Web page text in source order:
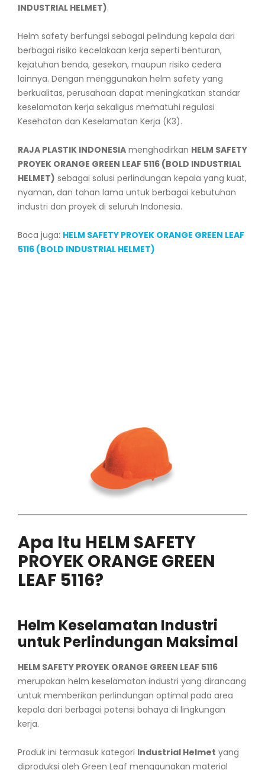
INDUSTRIAL HELMET).
Helm safety berfungsi sebagai pelindung kepala dari
berbagai risiko kecelakaan kerja seperti benturan,
kejatuhan benda, gesekan, maupun risiko cedera
lainnya. Dengan menggunakan helm safety yang
berkualitas, perusahaan dapat meningkatkan standar
keselamatan kerja sekaligus mematuhi regulasi
Kesehatan dan Keselamatan Kerja (K3).
RAJA PLASTIK INDONESIA menghadirkan HELM SAFETY
PROYEK ORANGE GREEN LEAF 5116 (BOLD INDUSTRIAL
HELMET) sebagai solusi perlindungan kepala yang kuat,
nyaman, dan tahan lama untuk berbagai kebutuhan
industri dan proyek di seluruh Indonesia.
Baca juga: HELM SAFETY PROYEK ORANGE GREEN LEAF
5116 (BOLD INDUSTRIAL HELMET)
Apa Itu HELM SAFETY
PROYEK ORANGE GREEN
LEAF 5116?
Helm Keselamatan Industri
untuk Perlindungan Maksimal
HELM SAFETY PROYEK ORANGE GREEN LEAF 5116
merupakan helm keselamatan industri yang dirancang
untuk memberikan perlindungan optimal pada area
kepala dari berbagai potensi bahaya di lingkungan
kerja.
Produk ini termasuk kategori Industrial Helmet yang
diproduksi oleh Green Leaf menggunakan material